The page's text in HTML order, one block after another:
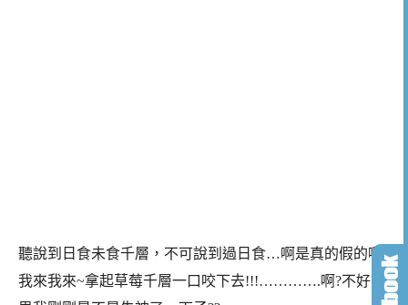
聽說到日食未食千層，不可說到過日食…啊是真的假的啊?
我來我來~拿起草莓千層一口咬下去!!!………….啊?不好意